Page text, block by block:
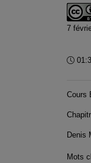
7
Cours
Denis
Mots